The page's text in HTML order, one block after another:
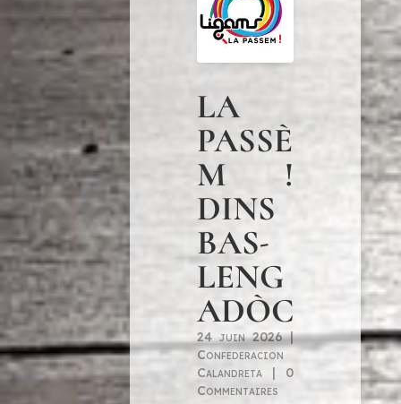
LA
PASSÈ
M !
DINS
BAS-
LENG
ADÒC
24 juin 2026|
Confederacion
Calandreta| 0
Commentaires